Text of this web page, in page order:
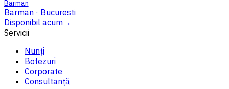
Barman
Barman · Bucuresti
Disponibil acum→
Servicii
Nunți
Botezuri
Corporate
Consultanță